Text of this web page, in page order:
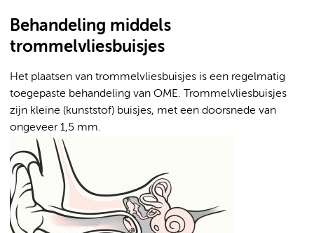
Behandeling middels
trommelvliesbuisjes
Het plaatsen van trommelvliesbuisjes is een regelmatig
toegepaste behandeling van OME. Trommelvliesbuisjes
zijn kleine (kunststof) buisjes, met een doorsnede van
ongeveer 1,5 mm.